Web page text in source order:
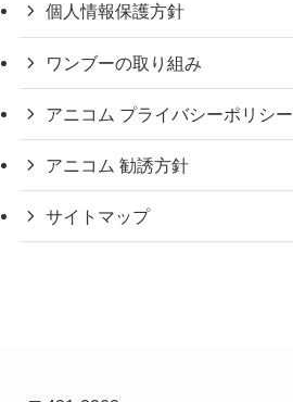
個人情報保護方針
ワンブーの取り組み
アニコム プライバシーポリシー
アニコム 勧誘方針
サイトマップ